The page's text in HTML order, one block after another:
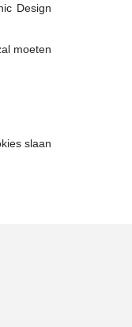
Design
moeten
slaan